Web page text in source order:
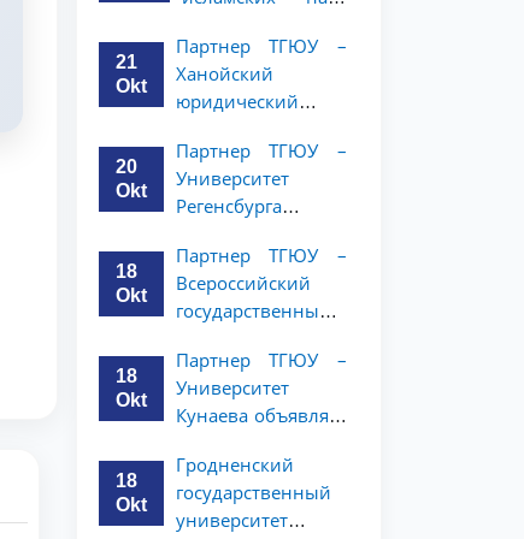
объявляет
программу
академической
мобильности для
студентов 2–3
курсов
объявляет
программу
академической
студентов 2–3
курсов ТГЮУ
21
Okt
Партнер ТГЮУ –
Ханойский
юридический
объявляет
программу
академической
студентов 2–3
курсов
20
Okt
Партнер ТГЮУ –
Университет
Регенсбурга
программу
академической
мобильности для
курсов
18
Okt
Партнер ТГЮУ –
Всероссийский
государственный
юстиции
объявляет
программу
мобильности для
студентов 2–3
курсов ТГЮУ
18
Okt
Партнер ТГЮУ –
Университет
Кунаева объявляет
академической
мобильности для
студентов 2–3
18
Okt
Гродненский
государственный
университет